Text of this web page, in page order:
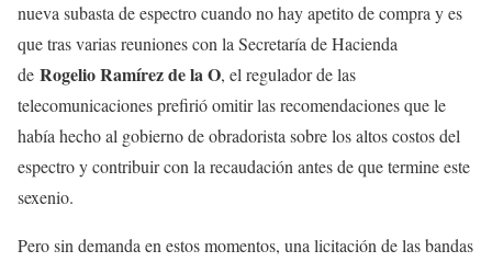
nueva subasta de espectro cuando no hay apetito de compra y es
que tras varias reuniones con la Secretaría de Hacienda
de Rogelio Ramírez de la O, el regulador de las
telecomunicaciones prefirió omitir las recomendaciones que le
había hecho al gobierno de obradorista sobre los altos costos del
espectro y contribuir con la recaudación antes de que termine este
sexenio.
Pero sin demanda en estos momentos, una licitación de las bandas